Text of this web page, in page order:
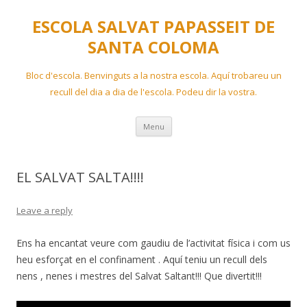
ESCOLA SALVAT PAPASSEIT DE
SANTA COLOMA
Bloc d'escola. Benvinguts a la nostra escola. Aquí trobareu un
recull del dia a dia de l'escola. Podeu dir la vostra.
Menu Skip
content
EL SALVAT SALTA!!!!
Leave a reply
Ens ha encantat veure com gaudiu de l’activitat física i com us
heu esforçat en el confinament . Aquí teniu un recull dels
nens , nenes i mestres del Salvat Saltant!!! Que divertit!!!